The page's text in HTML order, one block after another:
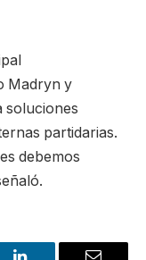
Madryn y
soluciones
partidarias.
debemos